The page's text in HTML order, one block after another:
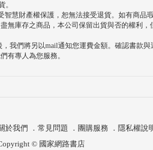
。
慧財產權保護，恕無法接受退貨。如有商品
無庫存之商品，本公司保留出貨與否的權利
我們將另以mail通知您運費金額。確認書款
們有專人為您服務。
於我們 ． 常見問題 ． 團購服務 ． 隱私權說
© 國家網路書店